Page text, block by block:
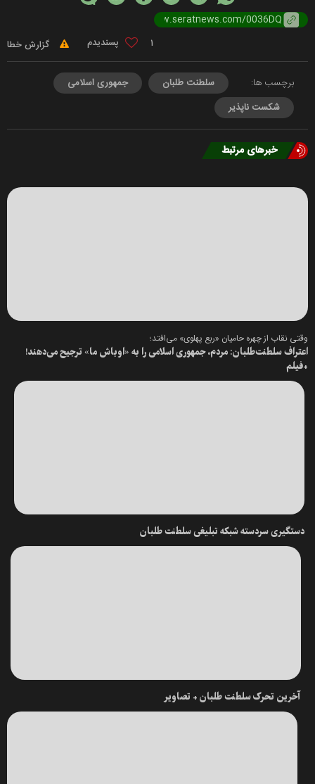
1 گزارش خطا
برچسب ها: سلطنت طلبان
جمهوری اسلامی
شکست ناپذیر
خبرهای مرتبط
وقتی نقاب از چهره حامیان «ربع پهلوی» می‌افتد؛
اعتراف سلطنت‌طلبان: مردم، جمهوری اسلامی را به «اوباش ما» ترجیح می‌دهند!
+فیلم
دستگیری سردسته شبکه تبلیغی سلطنت طلبان
آخرین تحرک سلطنت طلبان + تصاویر